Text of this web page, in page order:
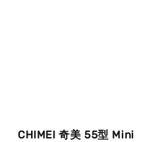
CHIMEI 奇美 55型 Mini